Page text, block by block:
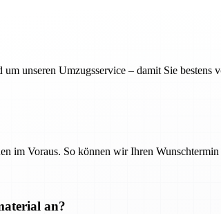
unseren Umzugsservice – damit Sie bestens
im Voraus. So können wir Ihren
an?